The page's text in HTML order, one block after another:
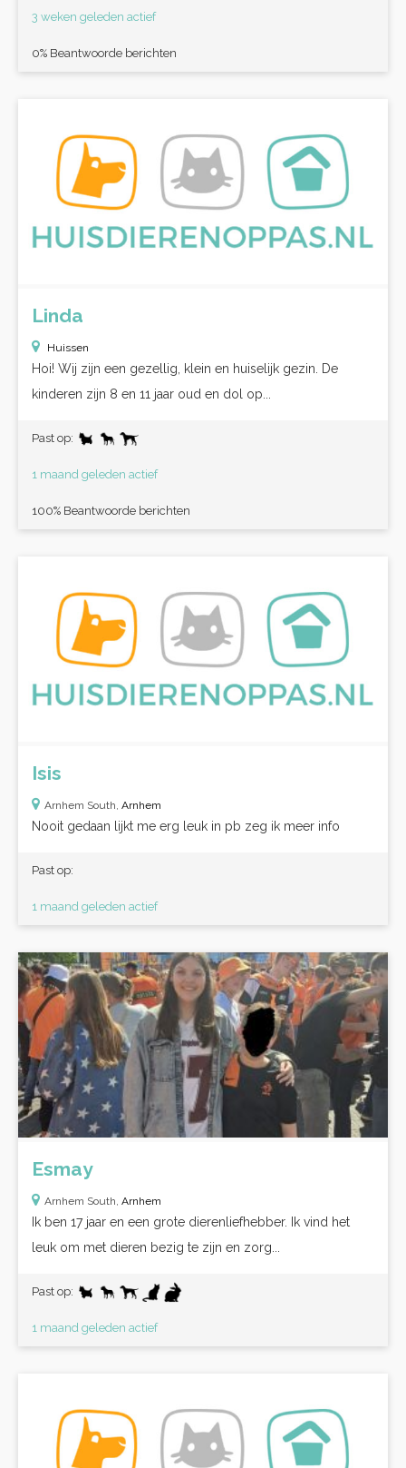
3 weken geleden actief
0% Beantwoorde berichten
Linda
Huissen
Hoi! Wij zijn een gezellig, klein en huiselijk gezin. De
kinderen zijn 8 en 11 jaar oud en dol op...
Past op:
1 maand geleden actief
100% Beantwoorde berichten
Isis
Arnhem South, Arnhem
Nooit gedaan lijkt me erg leuk in pb zeg ik meer info
Past op:
1 maand geleden actief
Esmay
Arnhem South, Arnhem
Ik ben 17 jaar en een grote dierenliefhebber. Ik vind het
leuk om met dieren bezig te zijn en zorg...
Past op:
1 maand geleden actief